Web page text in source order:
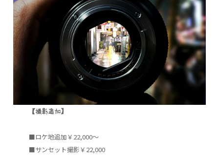
【撮影追加】
■ロケ地追加￥22,000～
■サンセット撮影￥22,000